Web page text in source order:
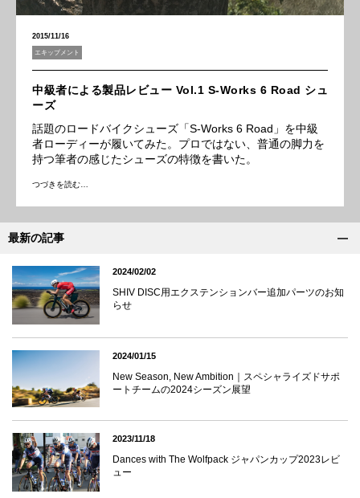
2015/11/16
エキップメント
中級者による製品レビュー Vol.1 S-Works 6 Road シュ
ーズ
話題のロードバイクシューズ「S-Works 6 Road」を中級
者ローディーが履いてみた。プロではない、普通の脚力を
持つ筆者の感じたシューズの特徴を書いた。
つづきを読む…
最新の記事
2024/02/02
SHIV DISC用エクステンションバー追加パーツのお知
らせ
2024/01/15
New Season, New Ambition｜スペシャライズドサポ
ートチームの2024シーズン展望
2023/11/18
Dances with The Wolfpack ジャパンカップ2023レビ
ュー